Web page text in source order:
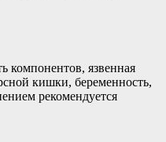
компонентов, язвенная
кишки, беременность,
рекомендуется